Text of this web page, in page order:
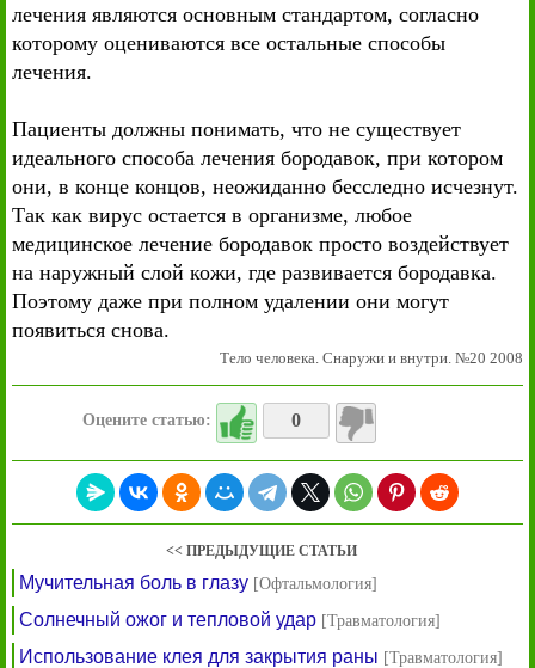
лечения являются основным стандартом, согласно
которому оцениваются все остальные способы
лечения.
Пациенты должны понимать, что не существует
идеального способа лечения бородавок, при котором
они, в конце концов, неожиданно бесследно исчезнут.
Так как вирус остается в организме, любое
медицинское лечение бородавок просто воздействует
на наружный слой кожи, где развивается бородавка.
Поэтому даже при полном удалении они могут
появиться снова.
Тело человека. Снаружи и внутри. №20 2008
Оцените статью: 0
<< ПРЕДЫДУЩИЕ СТАТЬИ
Мучительная боль в глазу [Офтальмология]
Солнечный ожог и тепловой удар [Травматология]
Использование клея для закрытия раны [Травматология]